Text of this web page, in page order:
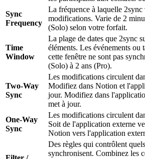
Sync
Frequency
La fréquence à laquelle 2sync
modifications. Varie de 2
(Solo) selon votre forfait.
Time
Window
La plage de dates que 2sync
éléments. Les événements ou
cette fenêtre ne sont pas
(Solo) à 2 ans (Pro).
Two-Way
Sync
Les modifications circulent
Modifiez dans Notion et
jour. Modifiez dans
met à jour.
One-Way
Sync
Les modifications circulent
Soit de l'application externe
Notion vers l'application
Des règles qui contrôlent
synchronisent. Combinez les